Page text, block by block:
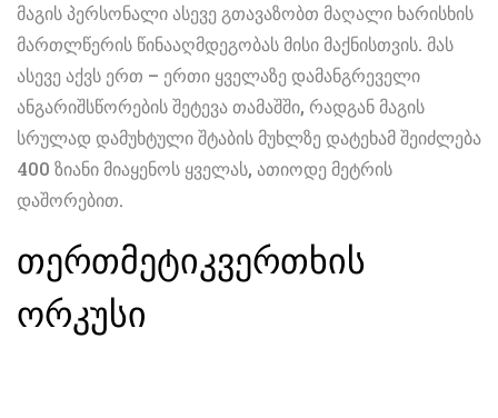
მაგის პერსონალი ასევე გთავაზობთ მაღალი ხარისხის
მართლწერის წინააღმდეგობას მისი მაქნისთვის. მას
ასევე აქვს ერთ – ერთი ყველაზე დამანგრეველი
ანგარიშსწორების შეტევა თამაშში, რადგან მაგის
სრულად დამუხტული შტაბის მუხლზე დატეხამ შეიძლება
400 ზიანი მიაყენოს ყველას, ათიოდე მეტრის
დაშორებით.
თერთმეტიკვერთხის
ორკუსი